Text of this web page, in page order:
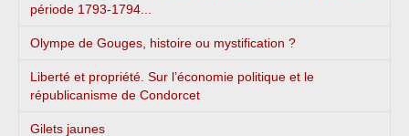
période 1793-1794...
Olympe de Gouges, histoire ou mystification ?
Liberté et propriété. Sur l’économie politique et le
républicanisme de Condorcet
Gilets jaunes